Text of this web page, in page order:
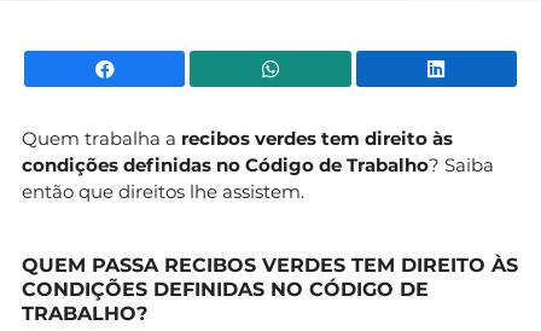
Facebook WhatsApp
Quem trabalha a recibos verdes tem direito às
condições definidas no Código de Trabalho? Saiba
então que direitos lhe assistem.
QUEM PASSA RECIBOS VERDES TEM DIREITO ÀS
CONDIÇÕES DEFINIDAS NO CÓDIGO DE
TRABALHO?